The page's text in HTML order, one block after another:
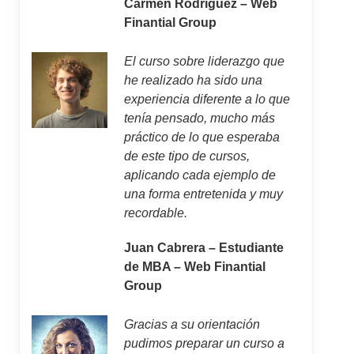
Carmen Rodríguez – Web
Finantial Group
El curso sobre liderazgo que
he realizado ha sido una
experiencia diferente a lo que
tenía pensado, mucho más
práctico de lo que esperaba
de este tipo de cursos,
aplicando cada ejemplo de
una forma entretenida y muy
recordable.
Juan Cabrera – Estudiante
de MBA – Web Finantial
Group
Gracias a su orientación
pudimos preparar un curso a